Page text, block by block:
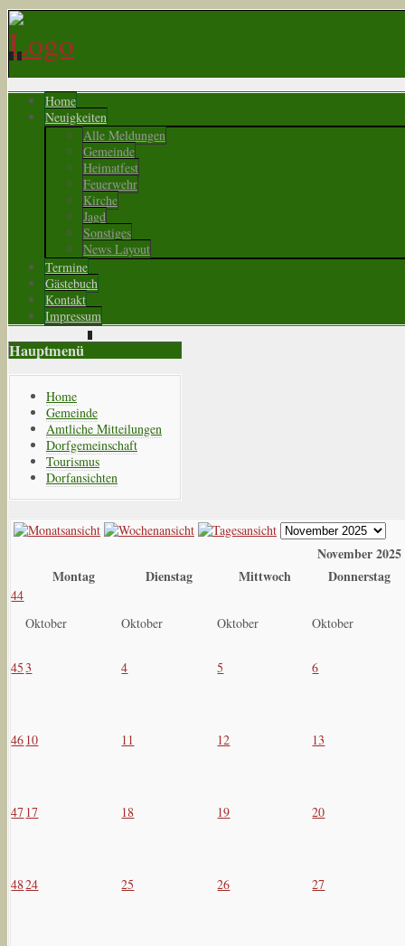
Home
Neuigkeiten
Alle Meldungen
Gemeinde
Heimatfest
Feuerwehr
Kirche
Jagd
Sonstiges
News Layout
Termine
Gästebuch
Kontakt
Impressum
Hauptmenü
Home
Gemeinde
Amtliche Mitteilungen
Dorfgemeinschaft
Tourismus
Dorfansichten
November 2025
Montag
Dienstag Mittwoch Donnerstag
44
Oktober
Oktober Oktober Oktober
45 3 4 5 6
46 10 11 12 13
47 17 18 19 20
4824 25 26 27